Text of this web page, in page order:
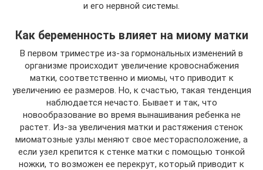
и его нервной системы.
Как беременность влияет на миому матки
В первом триместре из-за гормональных изменений в
организме происходит увеличение кровоснабжения
матки, соответственно и миомы, что приводит к
увеличению ее размеров. Но, к счастью, такая тенденция
наблюдается нечасто. Бывает и так, что
новообразование во время вынашивания ребенка не
растет. Из-за увеличения матки и растяжения стенок
миоматозные узлы меняют свое месторасположение, а
если узел крепится к стенке матки с помощью тонкой
ножки, то возможен ее перекрут, который приводит к